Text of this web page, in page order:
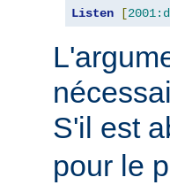
Listen [
S'il est
pour le